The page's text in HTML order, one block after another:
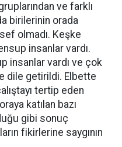
ve farklı
birilerinin orada
olmadı. Keşke
insanlar vardı.
insanlar vardı ve çok
dile getirildi. Elbette
tertip eden
katılan bazı
gibi sonuç
fikirlerine saygının